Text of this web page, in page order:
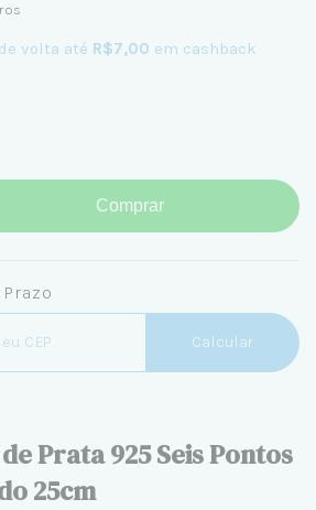
volta até R$7,00 em cashback
Comprar
Calcular
Prata 925 Seis Pontos
25cm